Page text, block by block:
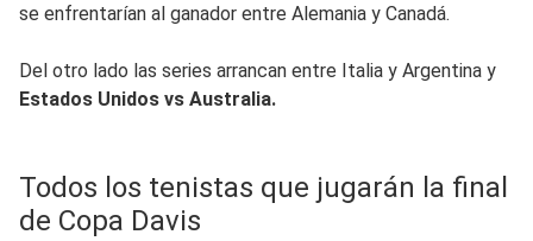
se enfrentarían al ganador entre Alemania y Canadá.
Del otro lado las series arrancan entre Italia y Argentina y
Estados Unidos vs Australia.
Todos los tenistas que jugarán la final
de Copa Davis